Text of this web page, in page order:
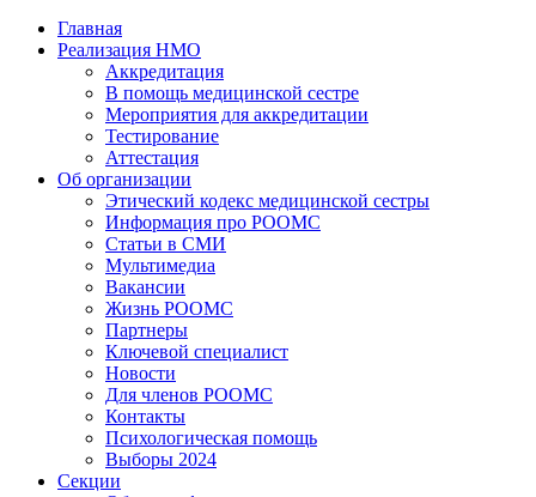
Главная
Реализация НМО
Аккредитация
В помощь медицинской сестре
Мероприятия для аккредитации
Тестирование
Аттестация
Об организации
Этический кодекс медицинской сестры
Информация про РООМС
Статьи в СМИ
Мультимедиа
Вакансии
Жизнь РООМС
Партнеры
Ключевой специалист
Новости
Для членов РООМС
Контакты
Психологическая помощь
Выборы 2024
Секции